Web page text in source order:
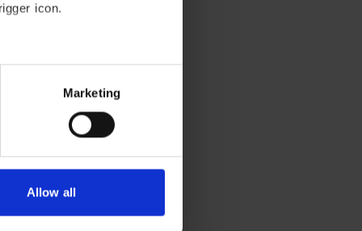
icon.
meters
details section.
who may combine
their services.
Marketing
Allow all